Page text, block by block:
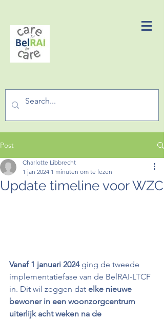
Post
Update timeline voor WZC
Charlotte Libbrecht
1 jan 2024 1 minuten om te lezen
Vanaf 1 januari 2024 ging de tweede
implementatiefase van de BelRAI-LTCF
in. Dit wil zeggen dat elke nieuwe
bewoner in een woonzorgcentrum
uiterlijk acht weken na de